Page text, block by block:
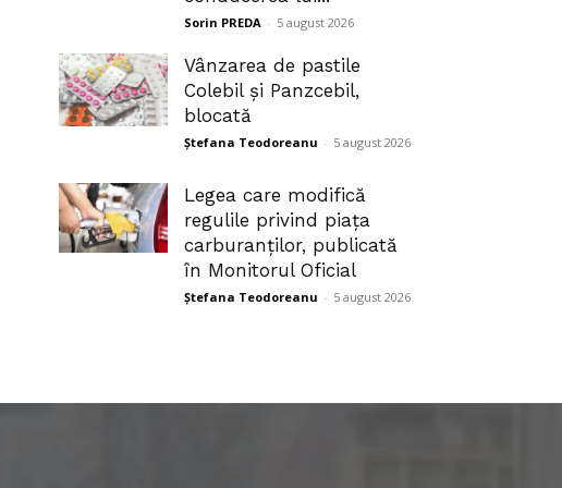
Sorin PREDA - 5 august 2026
Vânzarea de pastile
Colebil și Panzcebil,
blocată
Ștefana Teodoreanu - 5 august 2026
Legea care modifică
regulile privind piața
carburanților, publicată
în Monitorul Oficial
Ștefana Teodoreanu - 5 august 2026